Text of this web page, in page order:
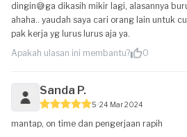
dingin😅ga dikasih mikir lagi, alasannya
ahaha.. yaudah saya cari orang lain untuk
pak kerja yg lurus lurus aja ya.
Apakah ulasan ini membantu?
0
Sanda P.
5 24 Mar 2024
mantap, on time dan pengerjaan rapih